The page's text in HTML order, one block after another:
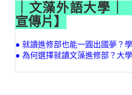
｜文藻外語大學｜
宣傳片】
● 就讀進修部也能一圓出國夢？
● 為何選擇就讀文藻進修部？ 大